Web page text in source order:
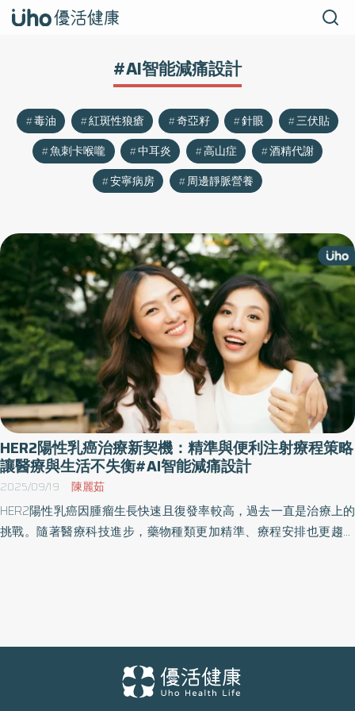
#AI智能減痛設計
毒油 紅斑性狼瘡 奇亞籽 針眼
三伏貼
魚刺卡喉嚨
中耳炎 高山症
酒精代謝
安寧病房
周邊靜脈營養
HER2陽性乳癌治療新契機：精準與便利注射療程策略
讓醫療與生活不失衡#AI智能減痛設計
2025/09/19 陳麗茹
HER2陽性乳癌因腫瘤生長快速且復發率較高，過去一直是治療上的
挑戰。隨著醫療科技進步，藥物種類更加精準、療程安排也更趨個
乳癌後，醫師的重要任務便是協助建立正確認知並說明治療邏輯，
讓病患有最有效的治療。舉例來說，對於原位癌由於尚未轉移，手